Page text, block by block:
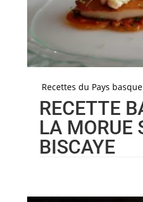
Recettes du Pays basque
RECETTE
LA MORUE
BISCAYE